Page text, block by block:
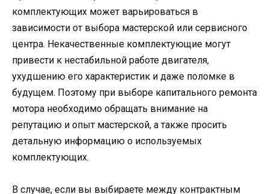
комплектующих может варьироваться в
зависимости от выбора мастерской или сервисного
центра. Некачественные комплектующие могут
привести к нестабильной работе двигателя,
ухудшению его характеристик и даже поломке в
будущем. Поэтому при выборе капитального ремонта
мотора необходимо обращать внимание на
репутацию и опыт мастерской, а также просить
детальную информацию о используемых
комплектующих.
В случае, если вы выбираете между контрактным